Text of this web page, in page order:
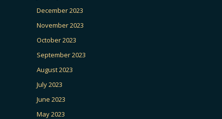
December 2023
November 2023
October 2023
September 2023
August 2023
July 2023
June 2023
May 2023